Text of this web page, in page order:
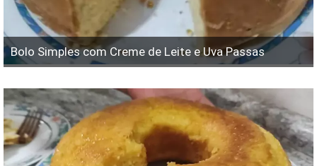
Bolo Simples com Creme de Leite e Uva Passas